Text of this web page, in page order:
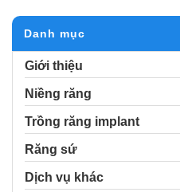
Danh mục
Giới thiệu
Niềng răng
Trồng răng implant
Răng sứ
Dịch vụ khác